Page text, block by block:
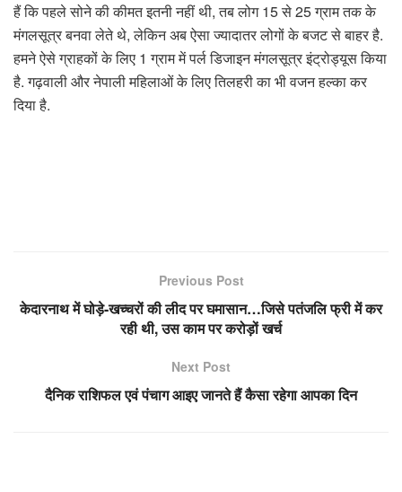
हैं कि पहले सोने की कीमत इतनी नहीं थी, तब लोग 15 से 25 ग्राम तक के
मंगलसूत्र बनवा लेते थे, लेकिन अब ऐसा ज्यादातर लोगों के बजट से बाहर है.
हमने ऐसे ग्राहकों के लिए 1 ग्राम में पर्ल डिजाइन मंगलसूत्र इंट्रोड्यूस किया
है. गढ़वाली और नेपाली महिलाओं के लिए तिलहरी का भी वजन हल्का कर
दिया है.
Previous Post
केदारनाथ में घोड़े-खच्चरों की लीद पर घमासान…जिसे पतंजलि फ्री में कर
रही थी, उस काम पर करोड़ों खर्च
Next Post
दैनिक राशिफल एवं पंचाग आइए जानते हैं कैसा रहेगा आपका दिन